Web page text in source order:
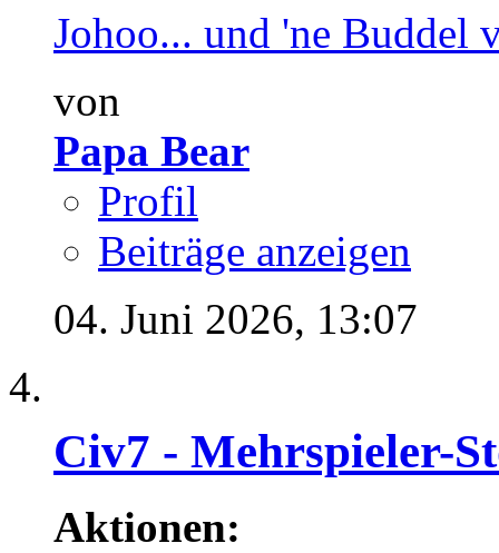
Johoo... und 'ne Buddel
von
Papa Bear
Profil
Beiträge anzeigen
04. Juni 2026, 13:07
Civ7 - Mehrspieler-
Aktionen: